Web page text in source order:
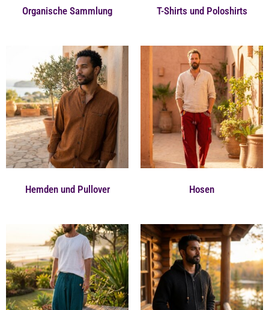
Organische Sammlung T-Shirts und Poloshirts
Hemden und Pullover Hosen